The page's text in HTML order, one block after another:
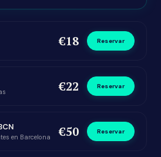
€18 Reservar
€22 Reservar
en Barcelona €50 Reservar